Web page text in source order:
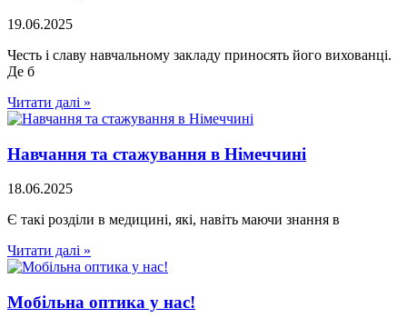
19.06.2025
Честь і славу навчальному закладу приносять його вихованці.
Де б
Читати далі »
Навчання та стажування в Німеччині
18.06.2025
Є такі розділи в медицині, які, навіть маючи знання в
Читати далі »
Мобільна оптика у нас!